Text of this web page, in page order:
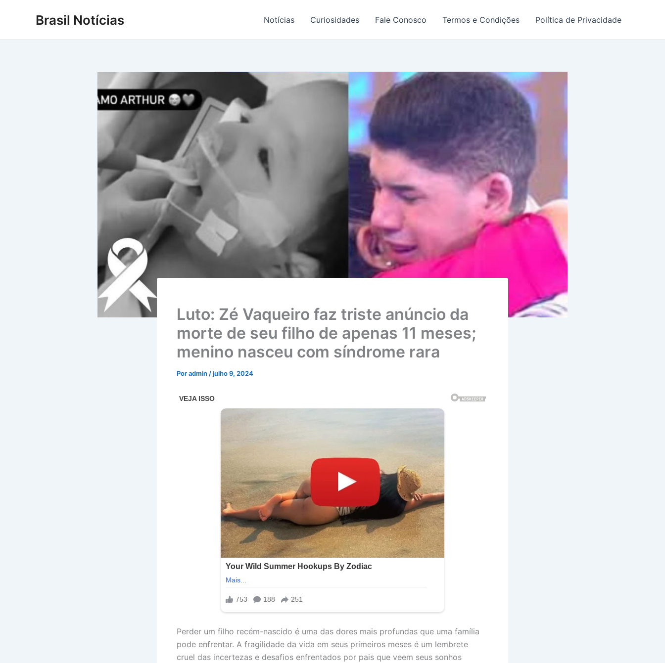
Brasil Notícias Notícias Curiosidades Fale Conosco Termos e Condições Política de Privacidade
Luto: Zé Vaqueiro faz triste anúncio da
morte de seu filho de apenas 11 meses;
menino nasceu com síndrome rara
Poradmin /julho 9, 2024
Perder um filho recém-nascido é uma das dores mais profundas que uma família
pode enfrentar. A fragilidade da vida em seus primeiros meses é um lembrete
cruel das incertezas e desafios enfrentados por pais que veem seus sonhos